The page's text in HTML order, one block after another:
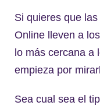
Si quieres que
Online lleven a
lo más cercana a
empieza por
Sea cual sea el